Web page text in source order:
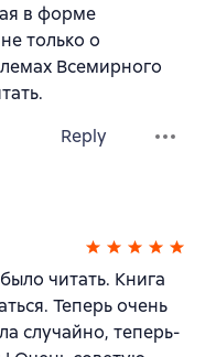
в форме
только о
Всемирного
Reply
читать. Книга
Теперь очень
случайно, теперь-